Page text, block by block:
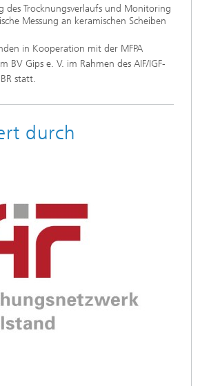
des Trocknungsverlaufs und Monitoring
Messung an keramischen Scheiben
in Kooperation mit der MFPA
BV Gips e. V. im Rahmen des AIF/IGF-
statt.
durch